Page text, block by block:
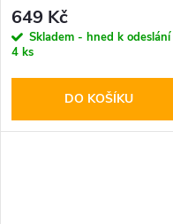
649 Kč
Skladem - hned k odeslání
4 ks
DO KOŠÍKU